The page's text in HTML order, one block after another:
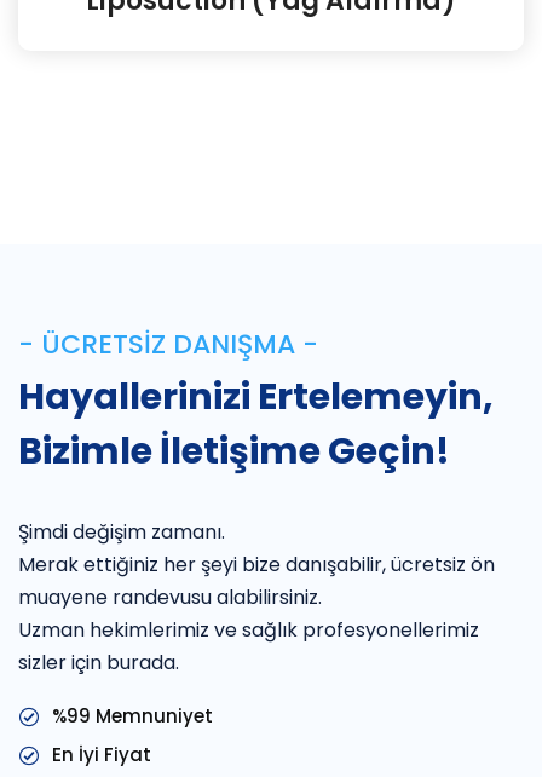
- ÜCRETSIZ DANIŞMA -
Hayallerinizi Ertelemeyin,
Bizimle İletişime Geçin!
Şimdi değişim zamanı.
Merak ettiğiniz her şeyi bize danışabilir, ücretsiz ön
muayene randevusu alabilirsiniz.
Uzman hekimlerimiz ve sağlık profesyonellerimiz
sizler için burada.
%99 Memnuniyet
En İyi Fiyat